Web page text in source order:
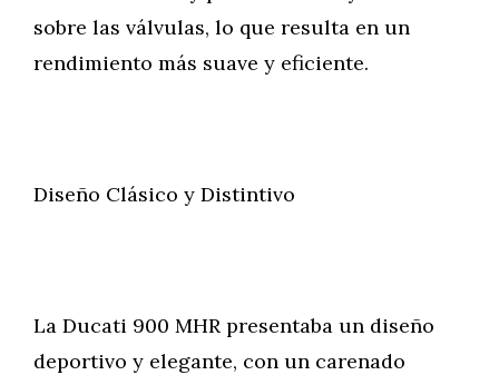
sobre las válvulas, lo que resulta en un
rendimiento más suave y eficiente.
Diseño Clásico y Distintivo
La Ducati 900 MHR presentaba un diseño
deportivo y elegante, con un carenado